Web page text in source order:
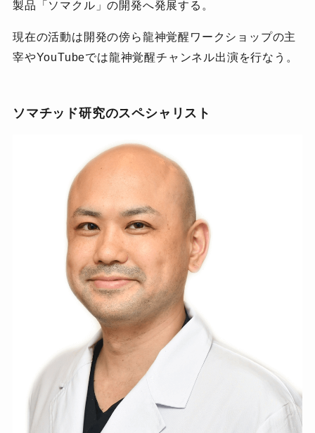
製品「ソマクル」の開発へ発展する。
現在の活動は開発の傍ら龍神覚醒ワークショップの主
宰やYouTubeでは龍神覚醒チャンネル出演を行なう。
ソマチッド研究のスペシャリスト